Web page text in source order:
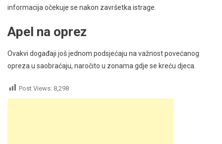
informacija očekuje se nakon završetka istrage.
Apel na oprez
Ovakvi događaji još jednom podsjećaju na važnost povećanog
opreza u saobraćaju, naročito u zonama gdje se kreću djeca.
Post Views: 8,298